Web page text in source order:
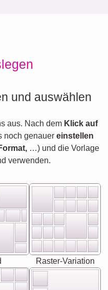
und auswählen
aus. Nach dem Klick auf
noch genauer einstellen
…) und die Vorlage
verwenden.
Raster-Variation